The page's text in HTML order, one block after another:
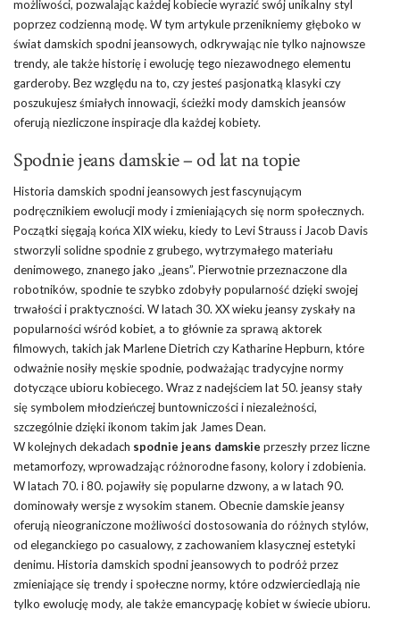
możliwości, pozwalając każdej kobiecie wyrazić swój unikalny styl
poprzez codzienną modę. W tym artykule przenikniemy głęboko w
świat damskich spodni jeansowych, odkrywając nie tylko najnowsze
trendy, ale także historię i ewolucję tego niezawodnego elementu
garderoby. Bez względu na to, czy jesteś pasjonatką klasyki czy
poszukujesz śmiałych innowacji, ścieżki mody damskich jeansów
oferują niezliczone inspiracje dla każdej kobiety.
Spodnie jeans damskie – od lat na topie
Historia damskich spodni jeansowych jest fascynującym
podręcznikiem ewolucji mody i zmieniających się norm społecznych.
Początki sięgają końca XIX wieku, kiedy to Levi Strauss i Jacob Davis
stworzyli solidne spodnie z grubego, wytrzymałego materiału
denimowego, znanego jako „jeans”. Pierwotnie przeznaczone dla
robotników, spodnie te szybko zdobyły popularność dzięki swojej
trwałości i praktyczności. W latach 30. XX wieku jeansy zyskały na
popularności wśród kobiet, a to głównie za sprawą aktorek
filmowych, takich jak Marlene Dietrich czy Katharine Hepburn, które
odważnie nosiły męskie spodnie, podważając tradycyjne normy
dotyczące ubioru kobiecego. Wraz z nadejściem lat 50. jeansy stały
się symbolem młodzieńczej buntowniczości i niezależności,
szczególnie dzięki ikonom takim jak James Dean.
W kolejnych dekadach spodnie jeans damskie przeszły przez liczne
metamorfozy, wprowadzając różnorodne fasony, kolory i zdobienia.
W latach 70. i 80. pojawiły się popularne dzwony, a w latach 90.
dominowały wersje z wysokim stanem. Obecnie damskie jeansy
oferują nieograniczone możliwości dostosowania do różnych stylów,
od eleganckiego po casualowy, z zachowaniem klasycznej estetyki
denimu. Historia damskich spodni jeansowych to podróż przez
zmieniające się trendy i społeczne normy, które odzwierciedlają nie
tylko ewolucję mody, ale także emancypację kobiet w świecie ubioru.